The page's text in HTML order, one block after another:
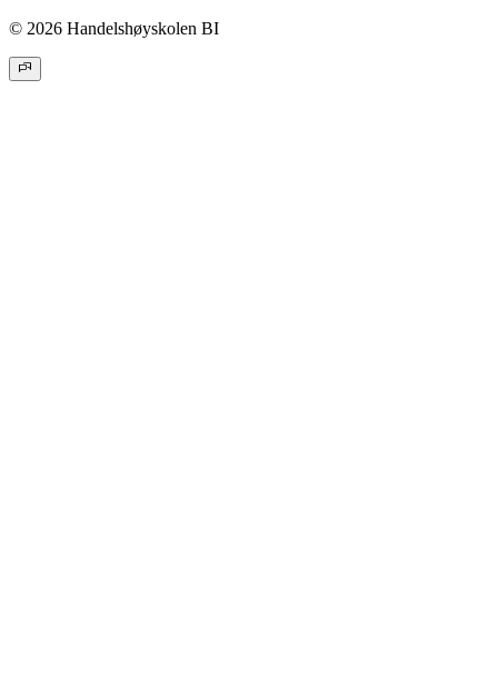
© 2026 Handelshøyskolen BI